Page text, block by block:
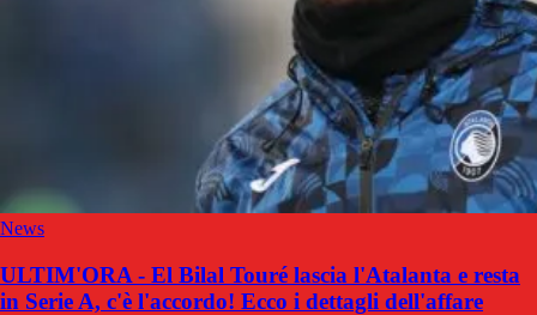
News
ULTIM'ORA - El Bilal Touré lascia l'Atalanta e resta
in Serie A, c'è l'accordo! Ecco i dettagli dell'affare